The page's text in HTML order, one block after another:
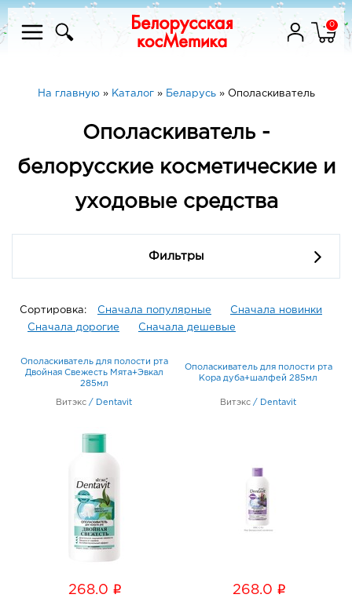
0
На главную» Каталог» Беларусь» Ополаскиватель
Ополаскиватель -
белорусские косметические и
уходовые средства
Фильтры
Сортировка: Сначала популярные
Сначала новинки
Сначала дорогие
Сначала дешевые
Ополаскиватель для полости рта
Двойная Свежесть Мята+Эвкал
285мл
Витэкс / Dentavit
268.0 i
Ополаскиватель для полости рта
Кора дуба+шалфей 285мл
Витэкс / Dentavit
268.0 i